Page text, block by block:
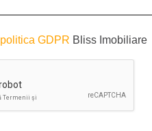
politica GDPR Bliss Imobiliare